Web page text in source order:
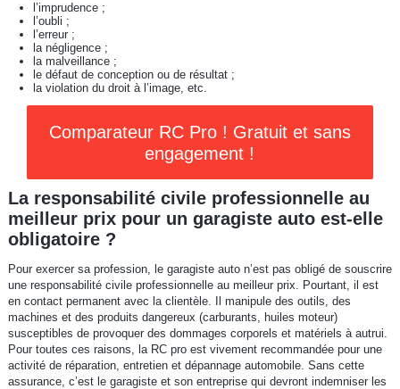
l’imprudence ;
l’oubli ;
l’erreur ;
la négligence ;
la malveillance ;
le défaut de conception ou de résultat ;
la violation du droit à l’image, etc.
Comparateur RC Pro ! Gratuit et sans
engagement !
La responsabilité civile professionnelle au
meilleur prix pour un garagiste auto est-elle
obligatoire ?
Pour exercer sa profession, le garagiste auto n’est pas obligé de souscrire
une responsabilité civile professionnelle au meilleur prix. Pourtant, il est
en contact permanent avec la clientèle. Il manipule des outils, des
machines et des produits dangereux (carburants, huiles moteur)
susceptibles de provoquer des dommages corporels et matériels à autrui.
Pour toutes ces raisons, la RC pro est vivement recommandée pour une
activité de réparation, entretien et dépannage automobile. Sans cette
assurance, c’est le garagiste et son entreprise qui devront indemniser les